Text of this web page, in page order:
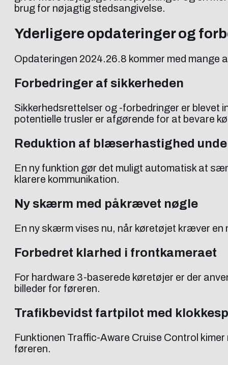
brug for nøjagtig stedsangivelse.
Yderligere opdateringer og
Opdateringen 2024.26.8 kommer med mange
Forbedringer af sikkerheden
Sikkerhedsrettelser og -forbedringer er blevet
potentielle trusler er afgørende for at bevare
Reduktion af blæserhastighed
En ny funktion gør det muligt automatisk at
klarere kommunikation.
Ny skærm med påkrævet nøgle
En ny skærm vises nu, når køretøjet kræver en
Forbedret klarhed i frontkameraet
For hardware 3-baserede køretøjer er der
billeder for føreren.
Trafikbevidst fartpilot med
Funktionen Traffic-Aware Cruise Control
føreren.